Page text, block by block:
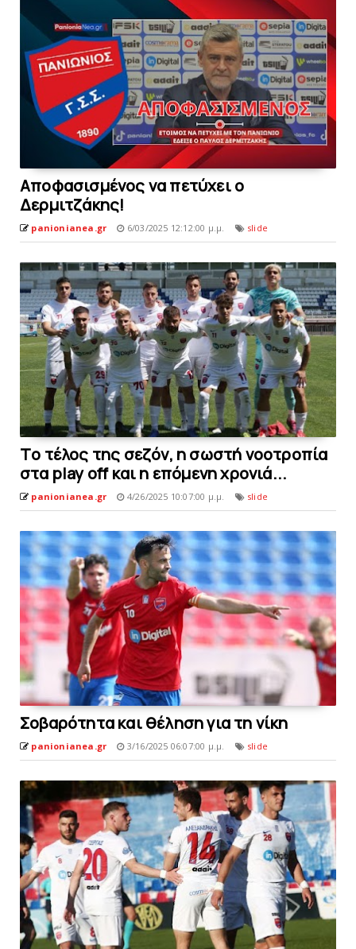
Aποφασισμένος να πετύχει ο
Δερμιτζάκης!
panionianea.gr 6/03/2025 12:12:00 μ.μ. slide
Τo τέλος της σεζόν, η σωστή νοοτροπία
στα play off και η επόμενη χρονιά...
panionianea.gr 4/26/2025 10:07:00 μ.μ. slide
Σοβαρότητα και θέληση για τη νίκη
panionianea.gr 3/16/2025 06:07:00 μ.μ. slide